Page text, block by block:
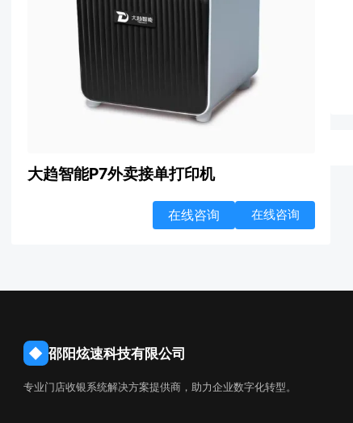
大趋智能P7外卖接单打印机
在线咨询 在线咨询
◆ 邵阳炫速科技有限公司
专业门店收银系统解决方案提供商，助力企业数字化转型。